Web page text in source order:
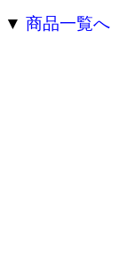
▼商品一覧へ